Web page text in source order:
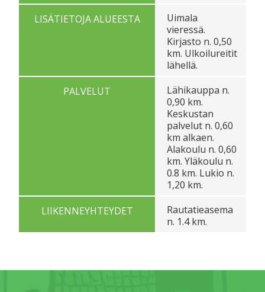
LISÄTIETOJA ALUEESTA
Uimala
vieressä.
Kirjasto n. 0,50
km. Ulkoilureitit
lähellä.
PALVELUT
Lähikauppa n.
0,90 km.
Keskustan
palvelut n. 0,60
km alkaen.
Alakoulu n. 0,60
km. Yläkoulu n.
0.8 km. Lukio n.
1,20 km.
LIIKENNEYHTEYDET
Rautatieasema
n. 1.4 km.